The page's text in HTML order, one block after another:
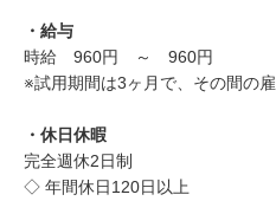
・給与
時給 960円 ～ 960円
※試用期間は3ヶ月で、その間の
・休日休暇
完全週休2日制
◇ 年間休日120日以上